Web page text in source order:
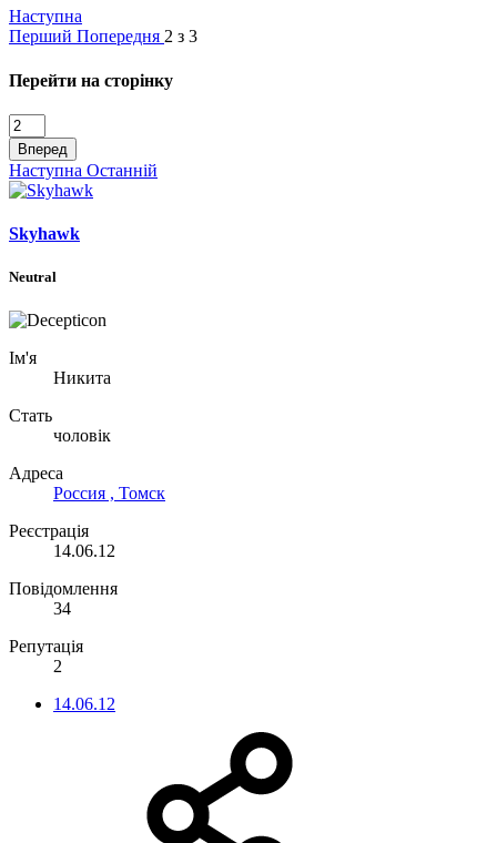
Наступна
Перший Попередня 2 з 3
Перейти на сторінку
Вперед
Наступна Останній
Skyhawk
Neutral
Ім'я
Никита
Стать
чоловік
Адреса
Россия , Томск
Реєстрація
14.06.12
Повідомлення
34
Репутація
2
14.06.12